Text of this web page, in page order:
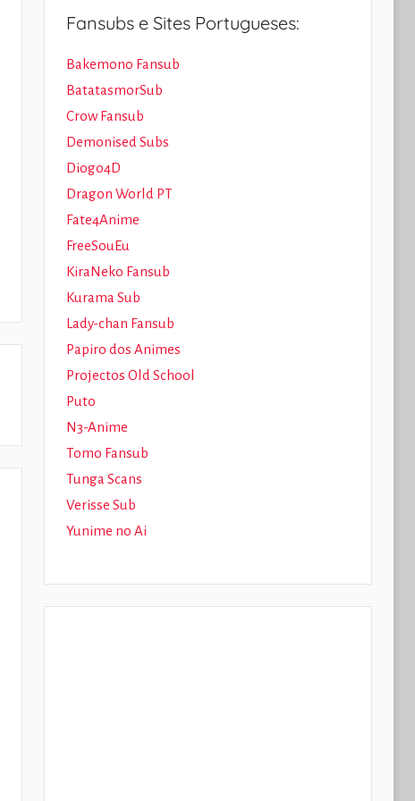
Fansubs e Sites Portugueses:
Bakemono Fansub
BatatasmorSub
Crow Fansub
Demonised Subs
Diogo4D
Dragon World PT
Fate4Anime
FreeSouEu
KiraNeko Fansub
Kurama Sub
Lady-chan Fansub
Papiro dos Animes
Projectos Old School
Puto
N3-Anime
Tomo Fansub
Tunga Scans
Verisse Sub
Yunime no Ai